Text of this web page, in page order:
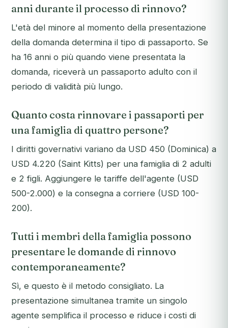
anni durante il processo di rinnovo?
L'età del minore al momento della presentazione
della domanda determina il tipo di passaporto. Se
ha 16 anni o più quando viene presentata la
domanda, riceverà un passaporto adulto con il
periodo di validità più lungo.
Quanto costa rinnovare i passaporti per
una famiglia di quattro persone?
I diritti governativi variano da USD 450 (Dominica) a
USD 4.220 (Saint Kitts) per una famiglia di 2 adulti
e 2 figli. Aggiungere le tariffe dell'agente (USD
500-2.000) e la consegna a corriere (USD 100-
200).
Tutti i membri della famiglia possono
presentare le domande di rinnovo
contemporaneamente?
Sì, e questo è il metodo consigliato. La
presentazione simultanea tramite un singolo
agente semplifica il processo e riduce i costi di